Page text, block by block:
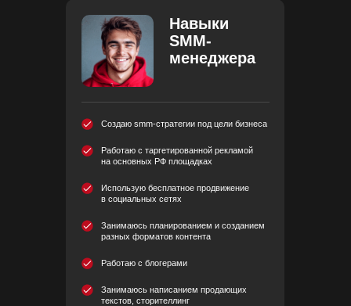
Создаю smm-стратегии под цели бизнеса
Навыки
SMM-
менеджера
Занимаюсь написанием продающих
текстов, сторителлинг
Работаю с таргетированной рекламой
на основных РФ площадках
Работаю с блогерами
Использую бесплатное продвижение
в социальных сетях
Занимаюсь планированием и созданием
разных форматов контента